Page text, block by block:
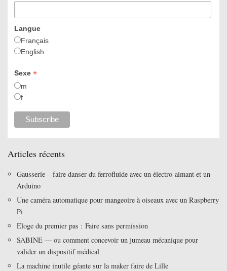
Langue
Français
English
Sexe *
m
f
Articles récents
Gausserie – faire danser du ferrofluide avec un électro-aimant et un
Arduino
Une caméra automatique pour mangeoire à oiseaux avec un Raspberry
Pi
Eloge du premier pas : Faire sans permission
SABINE — ou comment concevoir un jumeau mécanique pour
valider un dispositif médical
La machine inutile géante sur la maker faire de Lille